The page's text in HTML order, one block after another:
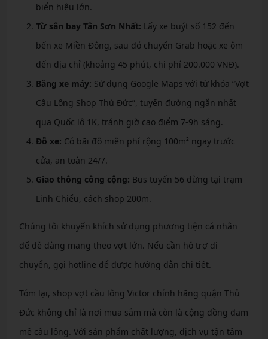
biển hiệu lớn.
Từ sân bay Tân Sơn Nhất: Lấy xe buýt số 152 đến
bến xe Miền Đông, sau đó chuyển Grab hoặc xe ôm
đến địa chỉ (khoảng 45 phút, chi phí 200.000 VNĐ).
Bằng xe máy: Sử dụng Google Maps với từ khóa “Vợt
Cầu Lông Shop Thủ Đức”, tuyến đường ngắn nhất
qua Quốc lộ 1K, tránh giờ cao điểm 7-9h sáng.
Đỗ xe: Có bãi đỗ miễn phí rộng 100m² ngay trước
cửa, an toàn 24/7.
Giao thông công cộng: Bus tuyến 56 dừng tại trạm
Linh Chiểu, cách shop 200m.
Chúng tôi khuyến khích sử dụng phương tiện cá nhân
để dễ dàng mang theo vợt lớn. Nếu cần hỗ trợ di
chuyển, gọi hotline để được hướng dẫn chi tiết.
Tóm lại, shop vợt cầu lông Victor chính hãng quận Thủ
Đức không chỉ là nơi mua sắm mà còn là cộng đồng đam
mê cầu lông. Với sản phẩm chất lượng, dịch vụ tận tâm